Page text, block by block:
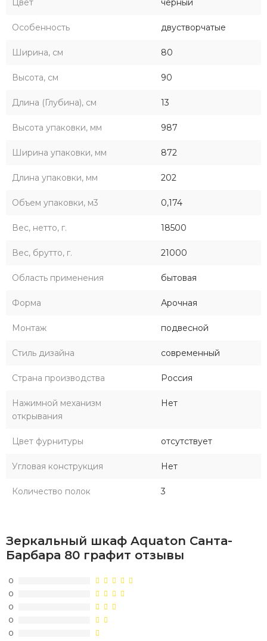
Особенность двустворчатые
Ширина, см 80
Высота, см 90
Длина (Глубина), см 13
Высота упаковки, мм 987
Ширина упаковки, мм 872
Длина упаковки, мм 202
Объем упаковки, м3 0,174
Вес, нетто, г. 18500
Вес, брутто, г. 21000
Область применения бытовая
Форма Арочная
Монтаж подвесной
Стиль дизайна современный
Страна производства Россия
Нажимной механизм
открывания
Нет
Цвет фурнитуры отсутствует
Угловая конструкция Нет
Количество полок 3
Зеркальный шкаф Aquaton Санта-
Барбара 80 графит отзывы
0
0
0
0
0